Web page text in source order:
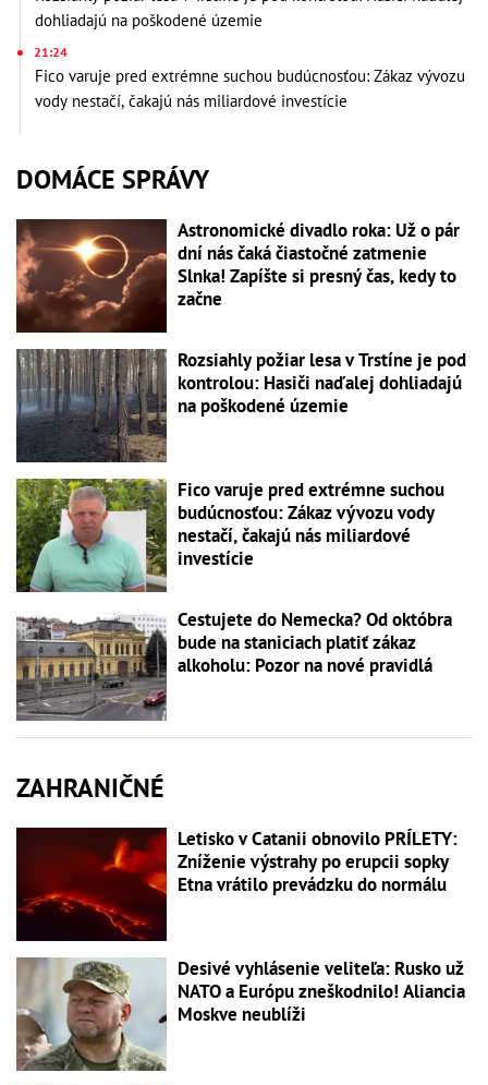
dohliadajú na poškodené územie
21:24
Fico varuje pred extrémne suchou budúcnosťou: Zákaz vývozu
vody nestačí, čakajú nás miliardové investície
DOMÁCE SPRÁVY
Astronomické divadlo roka: Už o pár
dní nás čaká čiastočné zatmenie
Slnka! Zapíšte si presný čas, kedy to
začne
Rozsiahly požiar lesa v Trstíne je pod
kontrolou: Hasiči naďalej dohliadajú
na poškodené územie
Fico varuje pred extrémne suchou
budúcnosťou: Zákaz vývozu vody
nestačí, čakajú nás miliardové
investície
Cestujete do Nemecka? Od októbra
bude na staniciach platiť zákaz
alkoholu: Pozor na nové pravidlá
ZAHRANIČNÉ
Letisko v Catanii obnovilo PRÍLETY:
Zníženie výstrahy po erupcii sopky
Etna vrátilo prevádzku do normálu
Desivé vyhlásenie veliteľa: Rusko už
NATO a Európu zneškodnilo! Aliancia
Moskve neublíži